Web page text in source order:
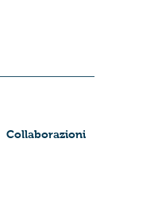
Collaborazioni